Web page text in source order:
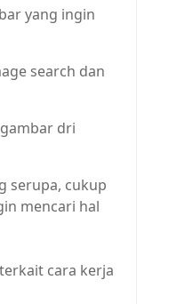
yang ingin
search dan
dri
serupa, cukup
mencari hal
cara kerja